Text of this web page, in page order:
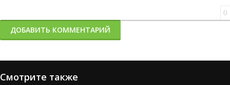
0
ДОБАВИТЬ КОММЕНТАРИЙ
Смотрите также